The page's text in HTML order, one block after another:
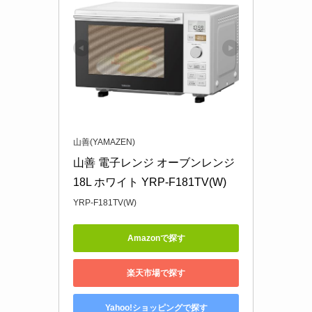
山善(YAMAZEN)
山善 電子レンジ オーブンレンジ
18L ホワイト YRP-F181TV(W)
YRP-F181TV(W)
Amazonで探す
楽天市場で探す
Yahoo!ショッピングで探す